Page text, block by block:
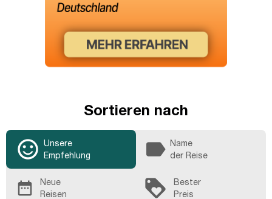
Sortieren nach
sentiment_satisfied_alt
Unsere
Empfehlung
label Name
der Reise
date_range
Neue
Reisen
loyalty
Bester
Preis